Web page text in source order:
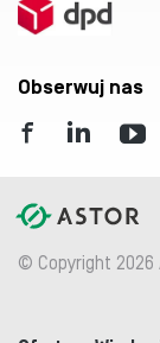
Obserwuj nas
© Copyright 2026